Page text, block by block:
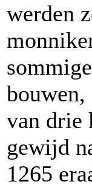
werden
bouwen,
van drie
gewijd
1265